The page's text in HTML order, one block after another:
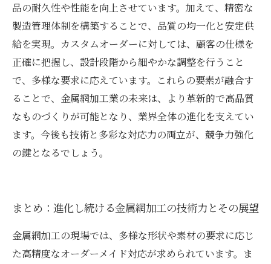
品の耐久性や性能を向上させています。加えて、精密な
製造管理体制を構築することで、品質の均一化と安定供
給を実現。カスタムオーダーに対しては、顧客の仕様を
正確に把握し、設計段階から細やかな調整を行うこと
で、多様な要求に応えています。これらの要素が融合す
ることで、金属網加工業の未来は、より革新的で高品質
なものづくりが可能となり、業界全体の進化を支えてい
ます。今後も技術と多彩な対応力の両立が、競争力強化
の鍵となるでしょう。
まとめ：進化し続ける金属網加工の技術力とその展望
金属網加工の現場では、多様な形状や素材の要求に応じ
た高精度なオーダーメイド対応が求められています。ま